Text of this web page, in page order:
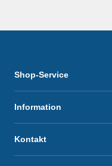
Shop-Service
Information
Kontakt